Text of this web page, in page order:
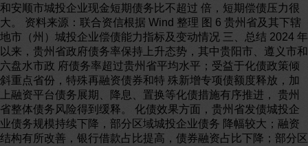
和安顺市城投企业现金短期债务比不超过 倍，短期偿债压力很
大。 资料来源：联合资信根据 Wind 整理 图 6 贵州省及其下辖
地市（州）城投企业偿债能力指标及变动情况 三、总结 2024 年
以来，贵州省政府债务率保持上升态势，其中贵阳市、遵义市和
六盘水市政 府债务率超过贵州省平均水平；受益于化债政策倾
斜重点省份，特殊再融资债券和特 殊新增专项债额度释放，加
上融资平台债务展期、降息、置换等化债措施有序推进， 贵州
省整体债务风险得到缓释。 化债效果方面，贵州省发债城投企
业债务规模持续下降，部分区域城投企业债务 降幅较大；融资
结构有所改善，银行借款占比提高，债券融资占比下降；部分区